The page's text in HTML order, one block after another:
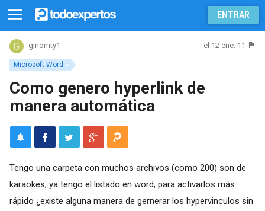
ENTRAR
Microsoft Word
ginomty1 el 12 ene. 11
Como genero hyperlink de
manera automática
Tengo una carpeta con muchos archivos (como 200) son de
karaokes, ya tengo el listado en word, para activarlos más
rápido ¿existe alguna manera de gernerar los hypervinculos sin